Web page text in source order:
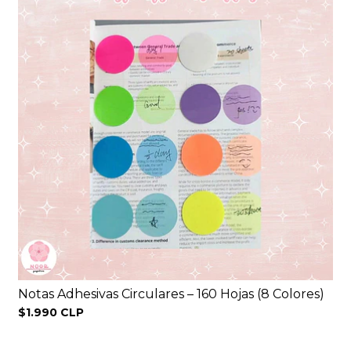
Notas Adhesivas Circulares – 160 Hojas (8 Colores)
$1.990 CLP